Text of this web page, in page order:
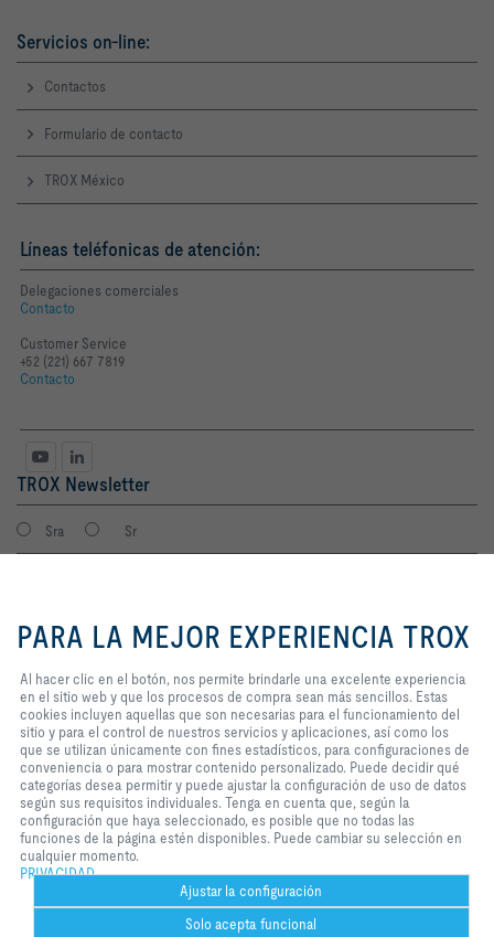
Servicios on-line:
Contactos
Formulario de contacto
TROX México
Líneas teléfonicas de atención:
Delegaciones comerciales
Contacto
Customer Service
+52 (221) 667 7819
Contacto
TROX Newsletter
Sra Sr
Consiento que mis datos sean guardados en cumplimiento con la
política de protección de datos de TROX.
Login
Inicio Contactos Condiciones de contratación
Aviso legal
2026 © TROX México S.A. de C.V.
permite brindarle una excelente
experiencia en el sitio web y que
sencillos. Estas cookies incluyen
aquellas que son necesarias para
el funcionamiento del sitio y para
el control de nuestros servicios y
aplicaciones, así como los que se
utilizan únicamente con fines
estadísticos, para configuraciones
de conveniencia o para mostrar
contenido personalizado. Puede
decidir qué categorías desea
configuración de uso de datos
según sus requisitos individuales.
Tenga en cuenta que, según la
configuración que haya
PARA LA MEJOR EXPERIENCIA TROX
Al hacer clic en el botón, nos permite brindarle una excelente experiencia
en el sitio web y que los procesos de compra sean más sencillos. Estas
cookies incluyen aquellas que son necesarias para el funcionamiento del
sitio y para el control de nuestros servicios y aplicaciones, así como los
que se utilizan únicamente con fines estadísticos, para configuraciones de
conveniencia o para mostrar contenido personalizado. Puede decidir qué
categorías desea permitir y puede ajustar la configuración de uso de datos
según sus requisitos individuales. Tenga en cuenta que, según la
configuración que haya seleccionado, es posible que no todas las
funciones de la página estén disponibles. Puede cambiar su selección en
cualquier momento.
PRIVACIDAD
Ajustar la configuración
Solo acepta funcional